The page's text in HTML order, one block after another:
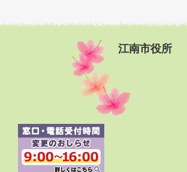
江南市役所